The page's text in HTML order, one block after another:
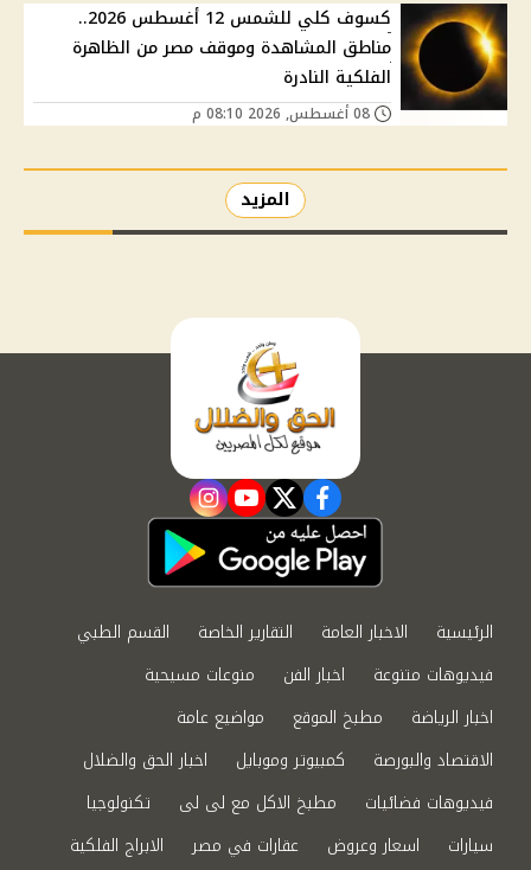
كسوف كلي للشمس 12 أغسطس 2026..
مناطق المشاهدة وموقف مصر من الظاهرة
الفلكية النادرة
المزيد
facebook
twitter
youtube
instagram
الرئيسية الاخبار العامة التقارير الخاصة
القسم الطبي
فيديوهات متنوعة
اخبار الفن
منوعات مسيحية
اخبار الرياضة
مطبخ الموقع
مواضيع عامة
الاقتصاد والبورصة
كمبيوتر وموبايل
اخبار الحق والضلال
فيديوهات فضائيات
مطبخ الاكل مع لى لى
تكنولوجيا
سيارات
اسعار وعروض عقارات في مصر الابراج الفلكية